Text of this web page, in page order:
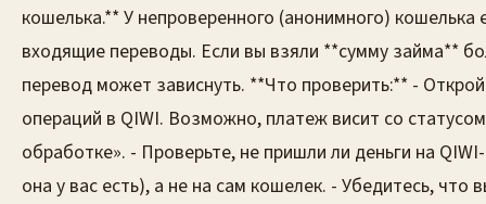
кошелька.** У непроверенного (анонимного) кошелька
входящие переводы. Если вы взяли **сумму займа**
перевод может зависнуть. **Что проверить:** -
операций в QIWI. Возможно, платеж висит со
обработке». - Проверьте, не пришли ли деньги на
она у вас есть), а не на сам кошелек. - Убедитесь, что